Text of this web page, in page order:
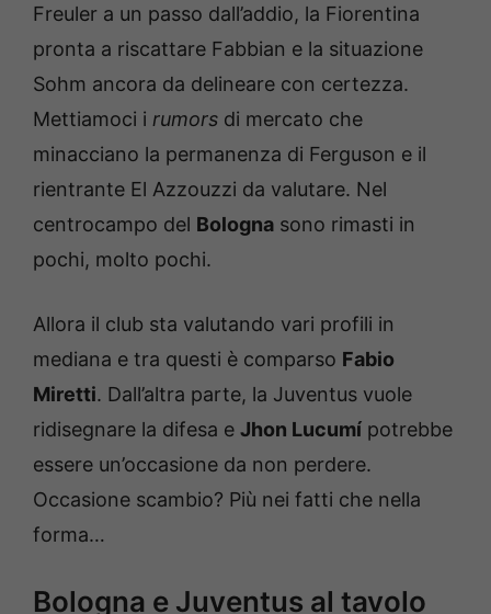
Freuler a un passo dall’addio, la Fiorentina
pronta a riscattare Fabbian e la situazione
Sohm ancora da delineare con certezza.
Mettiamoci i rumors di mercato che
minacciano la permanenza di Ferguson e il
rientrante El Azzouzzi da valutare. Nel
centrocampo del Bologna sono rimasti in
pochi, molto pochi.
Allora il club sta valutando vari profili in
mediana e tra questi è comparso Fabio
Miretti. Dall’altra parte, la Juventus vuole
ridisegnare la difesa e Jhon Lucumí potrebbe
essere un’occasione da non perdere.
Occasione scambio? Più nei fatti che nella
forma…
Bologna e Juventus al tavolo